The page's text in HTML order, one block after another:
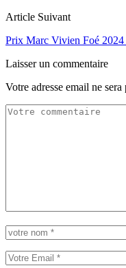
Article Suivant
Prix Marc Vivien Foé 2024
Laisser un commentaire
Votre adresse email ne sera